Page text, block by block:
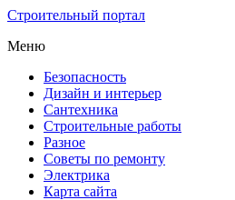
Строительный портал
Меню
Безопасность
Дизайн и интерьер
Сантехника
Строительные работы
Разное
Советы по ремонту
Электрика
Карта сайта